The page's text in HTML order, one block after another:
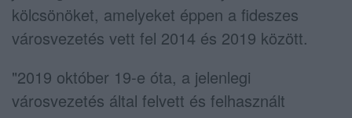
kölcsönöket, amelyeket éppen a fideszes
városvezetés vett fel 2014 és 2019 között.
"2019 október 19-e óta, a jelenlegi
városvezetés által felvett és felhasznált